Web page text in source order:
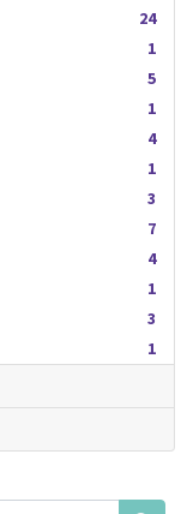
24
1
5
1
4
1
3
7
4
1
3
1